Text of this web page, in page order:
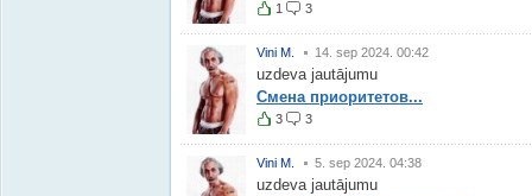
1 3
Vini M. 14. sep 2024. 00:42
uzdeva jautājumu
Смена приоритетов...
3 3
Vini M. 5. sep 2024. 04:38
uzdeva jautājumu